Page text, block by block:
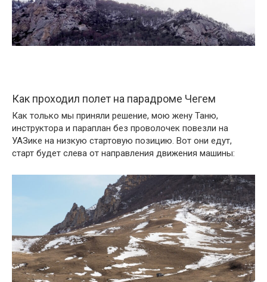
Как проходил полет на парадроме Чегем
Как только мы приняли решение, мою жену Таню,
инструктора и параплан без проволочек повезли на
УАЗике на низкую стартовую позицию. Вот они едут,
старт будет слева от направления движения машины: